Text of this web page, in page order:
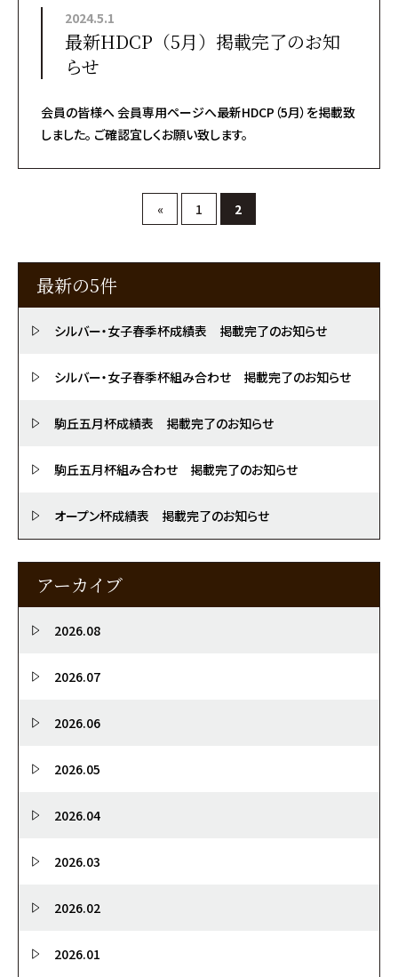
2024.5.1
最新HDCP（5月）掲載完了のお知
らせ
会員の皆様へ 会員専用ページへ最新HDCP（5月）を掲載致
しました。 ご確認宜しくお願い致します。
« 1 2
最新の5件
シルバー・女子春季杯成績表 掲載完了のお知らせ
シルバー・女子春季杯組み合わせ 掲載完了のお知らせ
駒丘五月杯成績表 掲載完了のお知らせ
駒丘五月杯組み合わせ 掲載完了のお知らせ
オープン杯成績表 掲載完了のお知らせ
アーカイブ
2026.08
2026.07
2026.06
2026.05
2026.04
2026.03
2026.02
2026.01